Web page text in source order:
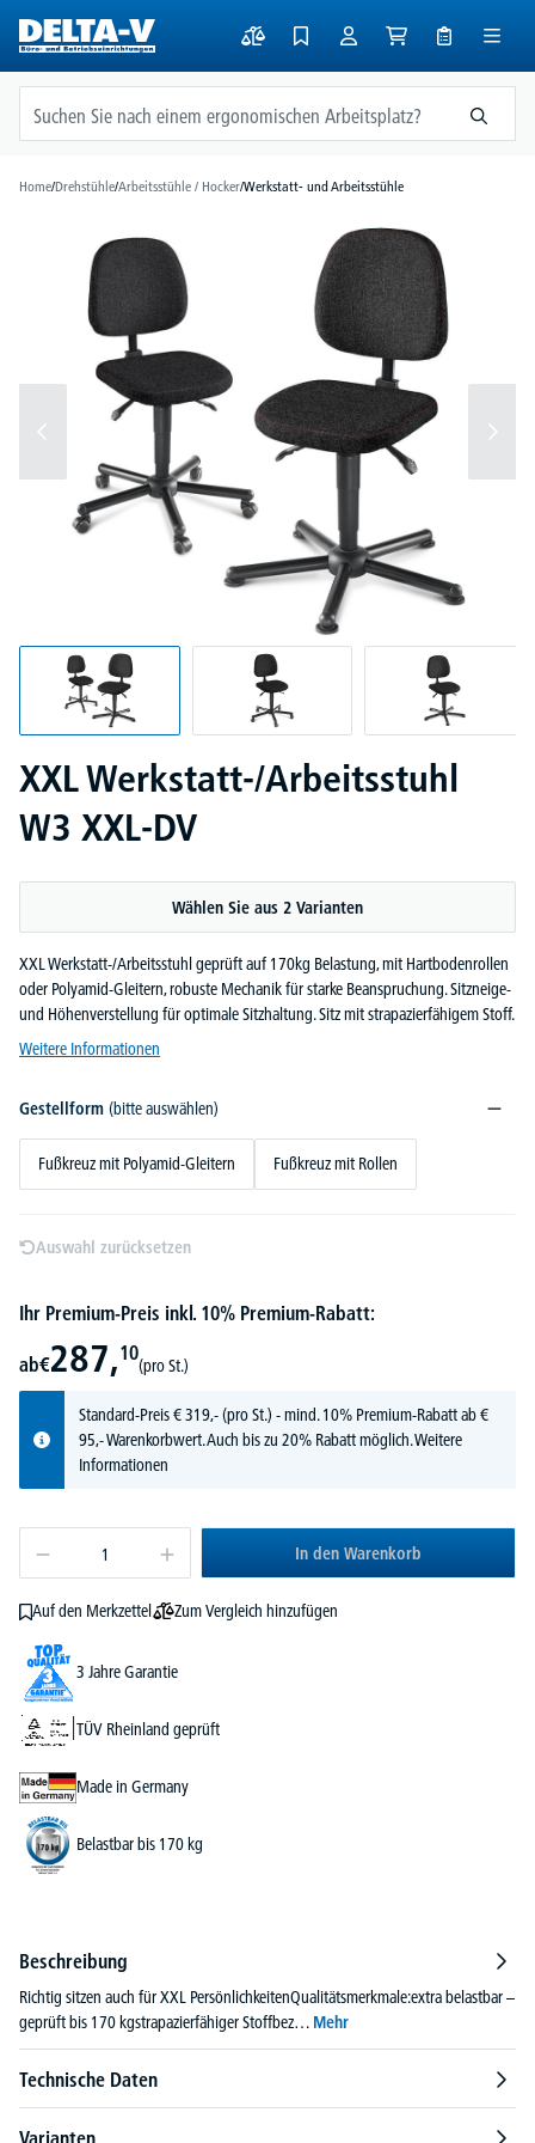
springen
Home/Drehstühle/Arbeitsstühle / Hocker/Werkstatt- und Arbeitsstühle
XXL Werkstatt-/Arbeitsstuhl
W3 XXL-DV
Wählen Sie aus 2 Varianten
XXL Werkstatt-/Arbeitsstuhl geprüft auf 170kg Belastung, mit Hartbodenrollen
oder Polyamid-Gleitern, robuste Mechanik für starke Beanspruchung. Sitzneige-
und Höhenverstellung für optimale Sitzhaltung. Sitz mit strapazierfähigem Stoff.
Weitere Informationen
Gestellform (bitte auswählen)
Fußkreuz mit Polyamid-Gleitern Fußkreuz mit Rollen
Auswahl zurücksetzen
Ihr Premium-Preis inkl. 10% Premium-Rabatt:
ab€287,10
(pro St.)
Standard-Preis€319,-(pro St.) - mind. 10% Premium-Rabatt ab €
95,- Warenkorbwert. Auch bis zu 20% Rabatt möglich.Weitere
Informationen
In den Warenkorb
Auf den Merkzettel Zum Vergleich hinzufügen
3 Jahre Garantie
TÜV Rheinland geprüft
Made in Germany
Belastbar bis 170 kg
Beschreibung
Richtig sitzen auch für XXL PersönlichkeitenQualitätsmerkmale:extra belastbar –
geprüft bis 170 kgstrapazierfähiger Stoffbez… Mehr
Technische Daten
Varianten